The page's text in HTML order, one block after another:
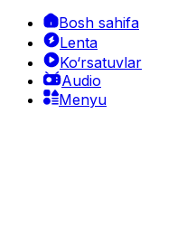
Bosh sahifa
Lenta
Ko‘rsatuvlar
Audio
Menyu